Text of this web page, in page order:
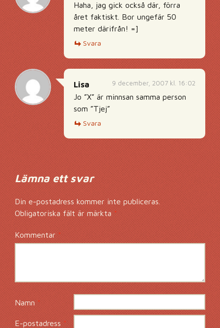
Haha, jag gick också där, förra
året faktiskt. Bor ungefär 50
meter därifrån! =]
Svara
9 december, 2007 kl. 16:02
Lisa
Jo ”X” är minnsan samma person
som ”Tjej”
Svara
Lämna ett svar
Din e-postadress kommer inte publiceras.
Obligatoriska fält är märkta*
Kommentar*
Namn*
E-postadress*